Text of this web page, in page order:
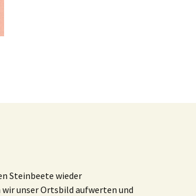
Steinbeete wieder
unser Ortsbild aufwerten und